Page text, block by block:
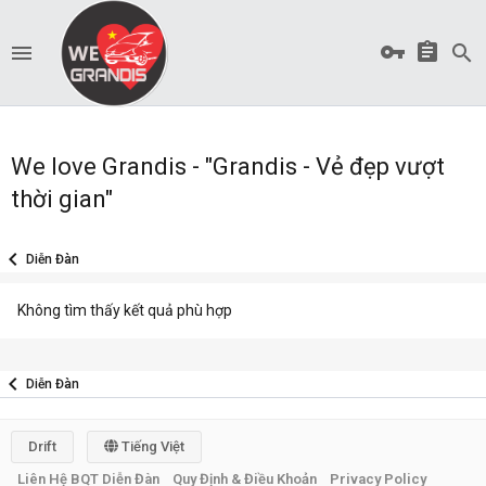
We love Grandis - "Grandis - Vẻ đẹp vượt
thời gian"
Diễn Đàn
Không tìm thấy kết quả phù hợp
Diễn Đàn
Drift
Tiếng Việt
Liên Hệ BQT Diễn Đàn
Quy Định & Điều Khoản Privacy Policy